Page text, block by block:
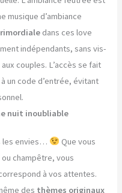
musique d’ambiance
dans ces love
indépendants, sans vis-
couples. L’accès se fait
un code d’entrée, évitant
nuit inoubliable
les envies…
Que vous
champêtre, vous
à vos attentes.
des thèmes originaux